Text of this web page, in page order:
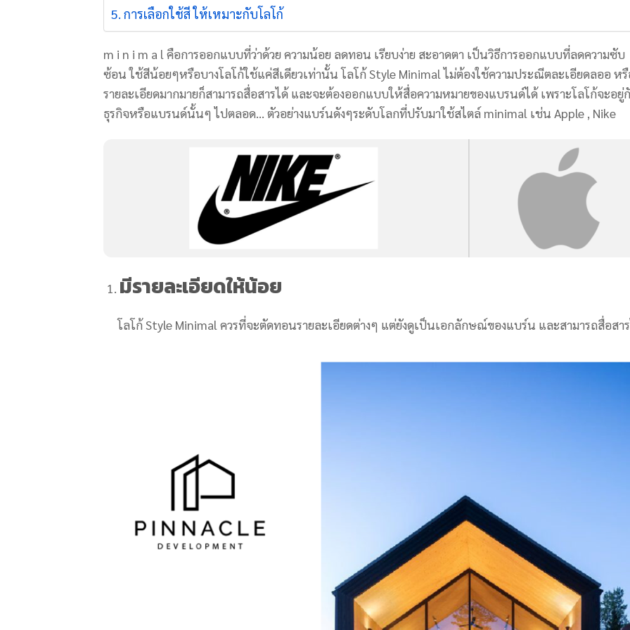
การเลือกใช้สี ให้เหมาะกับโลโก้
m i n i m a l คือการออกแบบที่ว่าด้วย ความน้อย ลดทอน เรียบง่าย สะอาดตา เป็นวิธีการออกแบบที่ลดความซับ
ซ้อน ใช้สีน้อยๆหรือบางโลโก้ใช้แค่สีเดียวเท่านั้น โลโก้ Style Minimal ไม่ต้องใช้ความประณีตละเอียดลออ ห
รายละเอียดมากมายก็สามารถสื่อสารได้ และจะต้องออกแบบให้สื่อความหมายของแบรนด์ได้ เพราะโลโก้จะอยู่
ธุรกิจหรือแบรนด์นั้นๆ ไปตลอด… ตัวอย่างแบร์นดังๆระดับโลกที่ปรับมาใช้สไตล์ minimal เช่น Apple , Nike
มีรายละเอียดให้น้อย
โลโก้ Style Minimal ควรที่จะตัดทอนรายละเอียดต่างๆ แต่ยังดูเป็นเอกลักษณ์ของแบร์น และสามารถสื่อสา